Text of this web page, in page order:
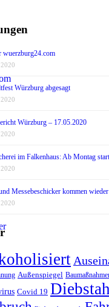
wuerzburg24.com
Würzburg abgesagt
Würzburg – 17.05.2020
im Falkenhaus: Ab Montag
Messebeschicker kommen wieder
Außenspiegel
Covid 19